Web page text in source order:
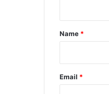
*
Name *
Email *